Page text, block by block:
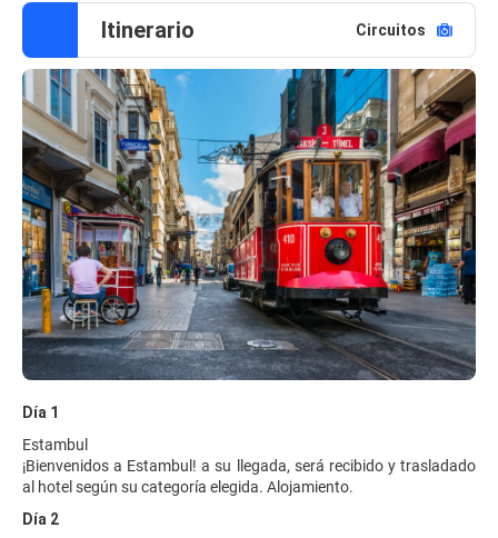
Itinerario Circuitos
Día 1
Estambul
¡Bienvenidos a Estambul! a su llegada, será recibido y trasladado
al hotel según su categoría elegida. Alojamiento.
Día 2